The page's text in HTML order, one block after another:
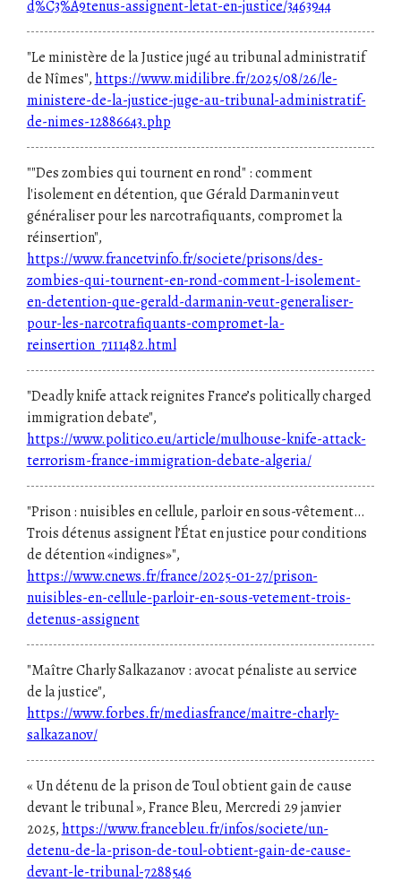
d%C3%A9tenus-assignent-letat-en-justice/3463944
"Le ministère de la Justice jugé au tribunal administratif
de Nîmes",https://www.midilibre.fr/2025/08/26/le-
ministere-de-la-justice-juge-au-tribunal-administratif-
de-nimes-12886643.php
""Des zombies qui tournent en rond" : comment
l'isolement en détention, que Gérald Darmanin veut
généraliser pour les narcotrafiquants, compromet la
réinsertion",
https://www.francetvinfo.fr/societe/prisons/des-
zombies-qui-tournent-en-rond-comment-l-isolement-
en-detention-que-gerald-darmanin-veut-generaliser-
pour-les-narcotrafiquants-compromet-la-
reinsertion_7111482.html
"Deadly knife attack reignites France’s politically charged
immigration debate",
https://www.politico.eu/article/mulhouse-knife-attack-
terrorism-france-immigration-debate-algeria/
"Prison : nuisibles en cellule, parloir en sous-vêtement…
Trois détenus assignent l’État en justice pour conditions
de détention «indignes»",
https://www.cnews.fr/france/2025-01-27/prison-
nuisibles-en-cellule-parloir-en-sous-vetement-trois-
detenus-assignent
"Maître Charly Salkazanov : avocat pénaliste au service
de la justice",
https://www.forbes.fr/mediasfrance/maitre-charly-
salkazanov/
« Un détenu de la prison de Toul obtient gain de cause
devant le tribunal », France Bleu, Mercredi 29 janvier
2025,https://www.francebleu.fr/infos/societe/un-
detenu-de-la-prison-de-toul-obtient-gain-de-cause-
devant-le-tribunal-7288546